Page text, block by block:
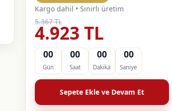
Kargo dahil • Sınırlı üretim
5.367 TL
4.923 TL
00
Gün
00
Saat
00
Dakika
00
Saniye
Sepete Ekle ve Devam Et